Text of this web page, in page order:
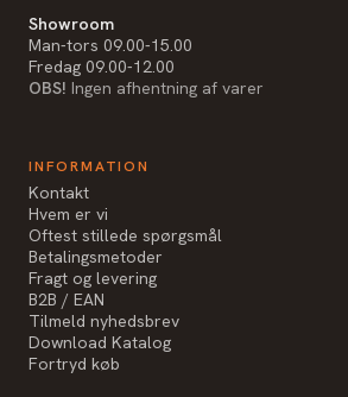
Showroom
Man-tors 09.00-15.00
Fredag 09.00-12.00
OBS! Ingen afhentning af varer
INFORMATION
Kontakt
Hvem er vi
Oftest stillede spørgsmål
Betalingsmetoder
Fragt og levering
B2B / EAN
Tilmeld nyhedsbrev
Download Katalog
Fortryd køb